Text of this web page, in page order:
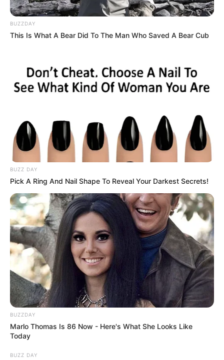
ΤΑΥΤΟΤΗΤΑ ΚΑΙ ΕΠΙΚΟΙΝΩΝΙΑ ΟΡΟΙ ΧΡΗΣΗΣ
BUZZDAY
This Is What A Bear Did To The Man Who Saved A Bear Cub
BUZZ DAY
Pick A Ring And Nail Shape To Reveal Your Darkest Secrets!
BUZZDAY
Marlo Thomas Is 86 Now - Here's What She Looks Like
Today
BUZZ DAY